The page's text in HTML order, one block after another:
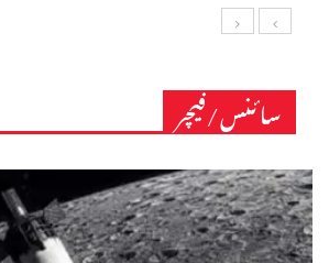
سائنس/فیچر